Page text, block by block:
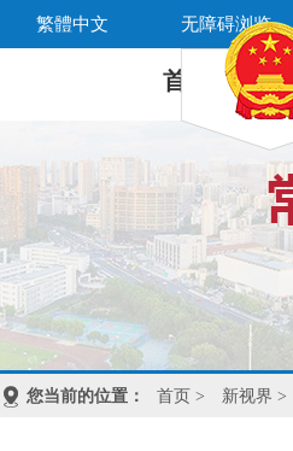
繁體中文 无障碍浏览
首 页
您当前的位置： 首页 > 新视界 >